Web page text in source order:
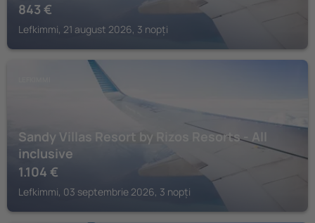
843 €
Lefkimmi, 21 august 2026, 3 nopți
Sandy Villas Resort by Rizos Resorts - All
inclusive
1.104 €
Lefkimmi, 03 septembrie 2026, 3 nopți